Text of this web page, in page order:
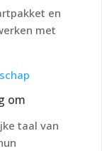
en
met
om
taal van